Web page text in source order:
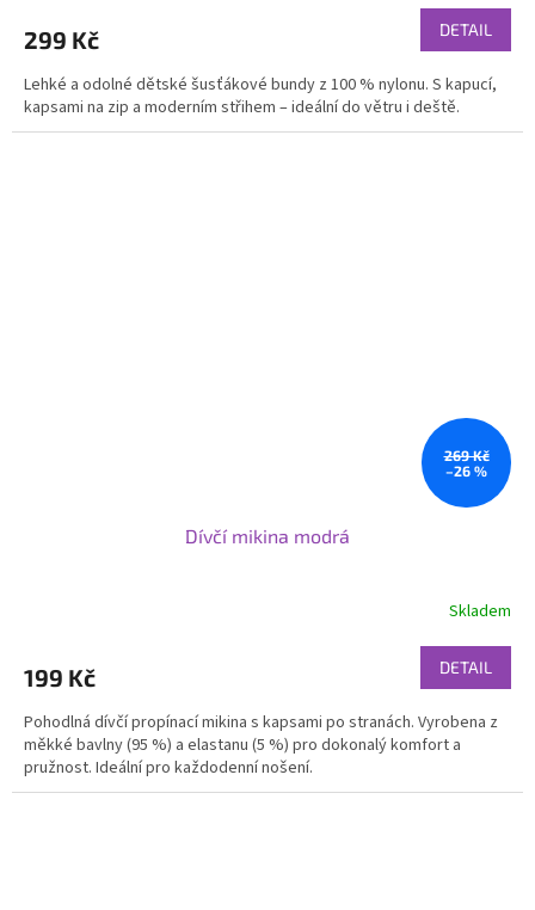
299 Kč DETAIL
Lehké a odolné dětské šusťákové bundy z 100 % nylonu. S kapucí,
kapsami na zip a moderním střihem – ideální do větru i deště.
269 Kč
–26 %
Dívčí mikina modrá
Skladem
199 Kč DETAIL
Pohodlná dívčí propínací mikina s kapsami po stranách. Vyrobena z
měkké bavlny (95 %) a elastanu (5 %) pro dokonalý komfort a
pružnost. Ideální pro každodenní nošení.